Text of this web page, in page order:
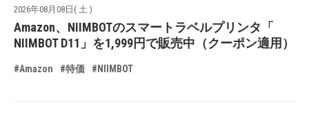
2026年08月08日( 土 )
Amazon、NIIMBOTのスマートラベルプリンタ「
NIIMBOT D11」を1,999円で販売中（クーポン適用）
#Amazon #特価 #NIIMBOT